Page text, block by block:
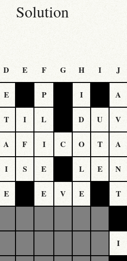
Solution
D E F G H I J
E P I A
T I L D U V
A F I C O T A
I S E L E N
E E V E T
I